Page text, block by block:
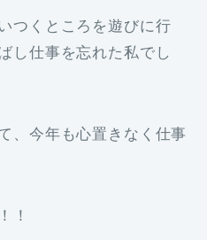
つくところを遊びに行
し仕事を忘れた私でし
、今年も心置きなく仕事
！